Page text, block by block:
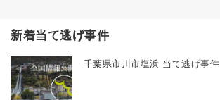
新着当て逃げ事件
千葉県市川市塩浜 当て逃げ事件